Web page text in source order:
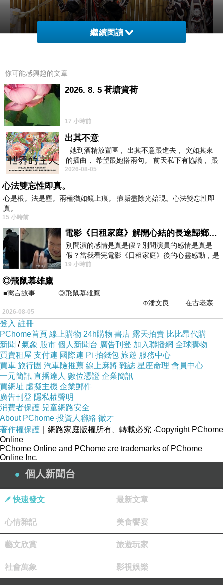
以下是幾則留言，大家看了就知道阿嬤被踩，大
家有多麼不忍心了！
Jr Fang：萬一家長帶小孩來看
長大了，翅膀硬了，可以家暴了？!
Dorothy Gong：好暴力的pose，不舒服！
藏冷浪：不忍看
Kenji So： 不要欺負阿婆 ....>..<
任花浪：阿罵是要給你扶過馬路的
的XDDDD
陳天才：可不可以放隻小鬼讓他踩比較適合
黃絃修：呃......欺負老人啊！
Suwen Yu：腳下留嬤阿阿阿
看來台灣對於敬老尊賢的教育還是做得很好，所
以當天晚上我把完整的場景圖Po出來，讓大家
看到為了救阿嬤，太宰他們四個人豁盡全力，拼
死保全。這下大家懂了，但還是有幾位朋友仍是
心疼阿嬤。
這麼多人為阿嬤求情，連我也心軟了，也顧及大
家提到的教育問題，若是小孩來看展看到阿嬤被
打，真的不是很好的示範，所以隔了一天開展記
者會前，我就把阿嬤背在太宰身後，讓畫面更正
義。
繼續閱讀
你可能感興趣的文章
2026. 8. 5 荷塘賞荷
17 小時前
出其不意
她到酒精放置區， 出其不意跟進去， 突如其來
的插曲， 希望跟她搭兩句。 前天私下有協議， 跟
著阿弟丟拉基
2026-08-05
心法雙忘性即真。
心是根。法是塵。兩種猶如鏡上痕。 痕垢盡除光始現。心法雙忘性即
真。
15 小時前
電影《日租家庭》解開心結的長途歸鄉！能在電影院感受到地理的寬闊和人心的相鄰，真是太棒了！
別問演的感情是真是假？別問演員的感情是真是
假？當我看完電影《日租家庭》後的心靈感動，是
真的。詮釋的情感觸動了人心，就是真情
19 小時前
◎飛鼠慕雄鷹
■寓言故事 ◎飛鼠慕雄鷹
⊕潘文良 在古老森
林的底層，住著一隻小飛鼠
2026-08-05
登入 註冊
PChome首頁 線上購物 24h購物 書店 露天拍賣 比比昂代購
新聞 /氣象 股市 個人新聞台 廣告刊登 加入聯播網 全球購物
買賣租屋 支付連 國際連 Pi 拍錢包 旅遊 服務中心
買車 旅行團 汽車險推薦 線上麻將 雜誌 星座命理 會員中心
一元簡訊 直播達人 數位憑證 企業簡訊
買網址 虛擬主機 企業郵件
廣告刊登 隱私權聲明
消費者保護 兒童網路安全
About PChome 投資人聯絡 徵才
著作權保護 ｜網路家庭版權所有、轉載必究 ‧Copyright PChome
Online
PChome Online and PChome are trademarks of PChome
Online Inc.
個人新聞台
快速發文 最新文章
心情雜記 美食饗宴
藝文欣賞 旅遊玩家
社會萬象 影視娛樂